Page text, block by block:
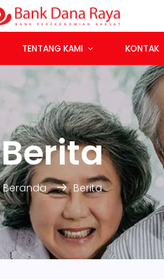
TENTANG KAMI KONTAK
Berita
Beranda Berita